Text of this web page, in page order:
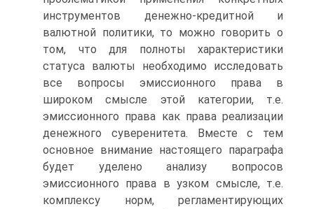
инструментов денежно-кредитной и
валютной политики, то можно говорить о
том, что для полноты характеристики
статуса валюты необходимо исследовать
все вопросы эмиссионного права в
широком смысле этой категории, т.е.
эмиссионного права как права реализации
денежного суверенитета. Вместе с тем
основное внимание настоящего параграфа
будет уделено анализу вопросов
эмиссионного права в узком смысле, т.е.
комплексу норм, регламентирующих